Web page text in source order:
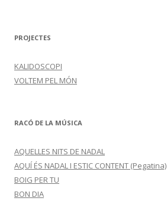
PROJECTES
KALIDOSCOPI
VOLTEM PEL MÓN
RACÓ DE LA MÚSICA
AQUELLES NITS DE NADAL
AQUÍ ÉS NADAL I ESTIC CONTENT (Pegatina)
BOIG PER TU
BON DIA